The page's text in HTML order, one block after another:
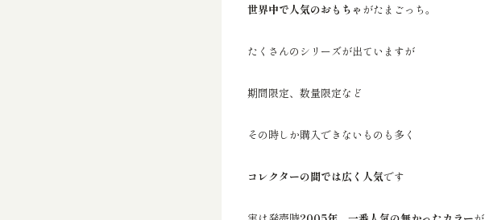
世界中で人気のおもちゃ がたまごっち。
たくさんのシリーズが出ていますが
期間限定、数量限定など
その時しか購入できないものも多く
コレクターの間では広く人気です